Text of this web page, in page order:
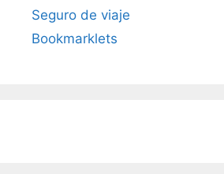
Seguro de viaje
Bookmarklets